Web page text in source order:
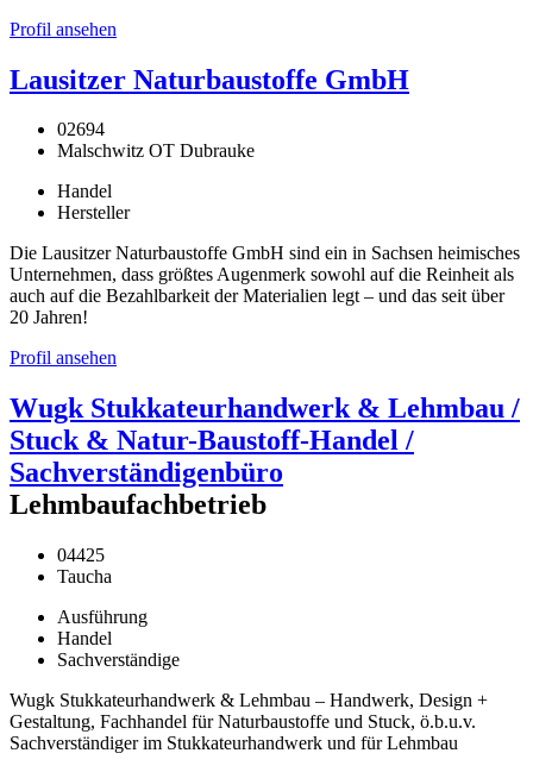
Profil ansehen
Lausitzer Naturbaustoffe GmbH
02694
Malschwitz OT Dubrauke
Handel
Hersteller
Die Lausitzer Naturbaustoffe GmbH sind ein in Sachsen heimisches
Unternehmen, dass größtes Augenmerk sowohl auf die Reinheit als
auch auf die Bezahlbarkeit der Materialien legt – und das seit über
20 Jahren!
Profil ansehen
Wugk Stukkateurhandwerk & Lehmbau /
Stuck & Natur-Baustoff-Handel /
Sachverständigenbüro
Lehmbaufachbetrieb
04425
Taucha
Ausführung
Handel
Sachverständige
Wugk Stukkateurhandwerk & Lehmbau – Handwerk, Design +
Gestaltung, Fachhandel für Naturbaustoffe und Stuck, ö.b.u.v.
Sachverständiger im Stukkateurhandwerk und für Lehmbau